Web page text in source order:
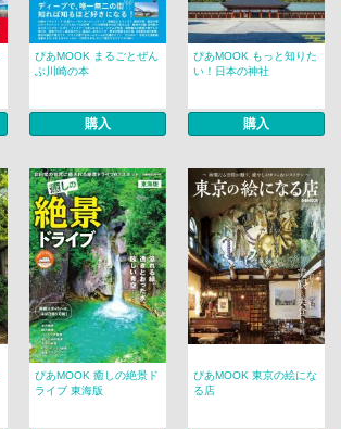
ぴあMOOK まるごとぜん
ぶ川崎の本
購入
ぴあMOOK もっと知りた
い！日本の神社
購入
ぴあMOOK 癒しの絶景ド
ライブ 東海版
ぴあMOOK 東京の絵にな
る店